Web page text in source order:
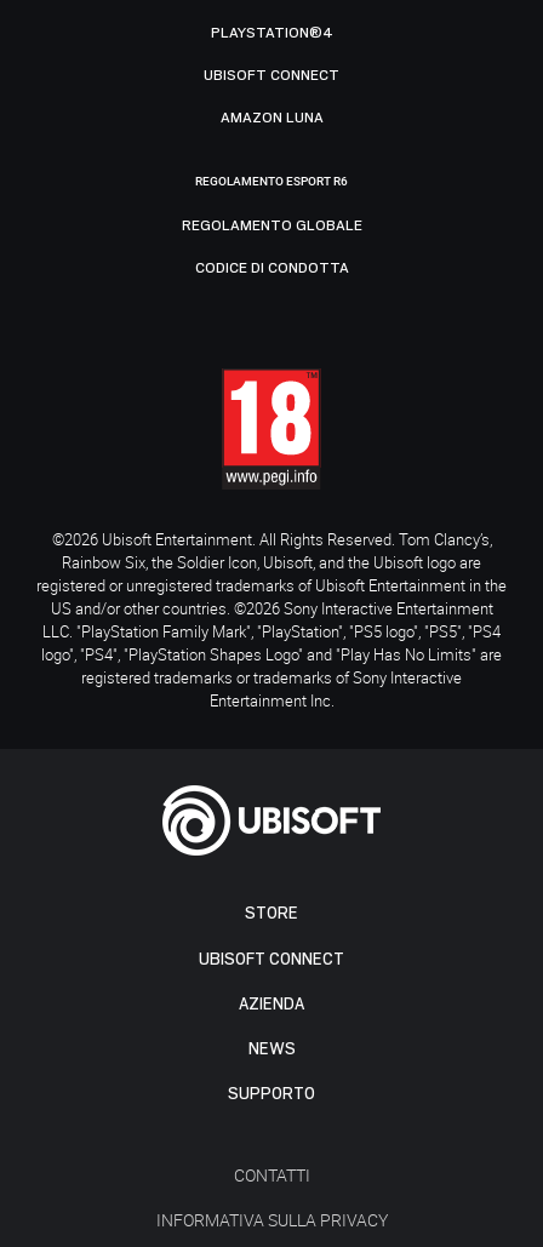
STORE
UBISOFT CONNECT
AZIENDA
NEWS
SUPPORTO
CONTATTI
INFORMATIVA SULLA PRIVACY
PLAYSTATION®4
UBISOFT CONNECT
AMAZON LUNA
REGOLAMENTO ESPORT R6
REGOLAMENTO GLOBALE
CODICE DI CONDOTTA
©2026 Ubisoft Entertainment. All Rights Reserved. Tom Clancy’s,
Rainbow Six, the Soldier Icon, Ubisoft, and the Ubisoft logo are
registered or unregistered trademarks of Ubisoft Entertainment in the
US and/or other countries. ©2026 Sony Interactive Entertainment
LLC. "PlayStation Family Mark", "PlayStation", "PS5 logo", "PS5", "PS4
logo", "PS4", "PlayStation Shapes Logo" and "Play Has No Limits" are
registered trademarks or trademarks of Sony Interactive
Entertainment Inc.